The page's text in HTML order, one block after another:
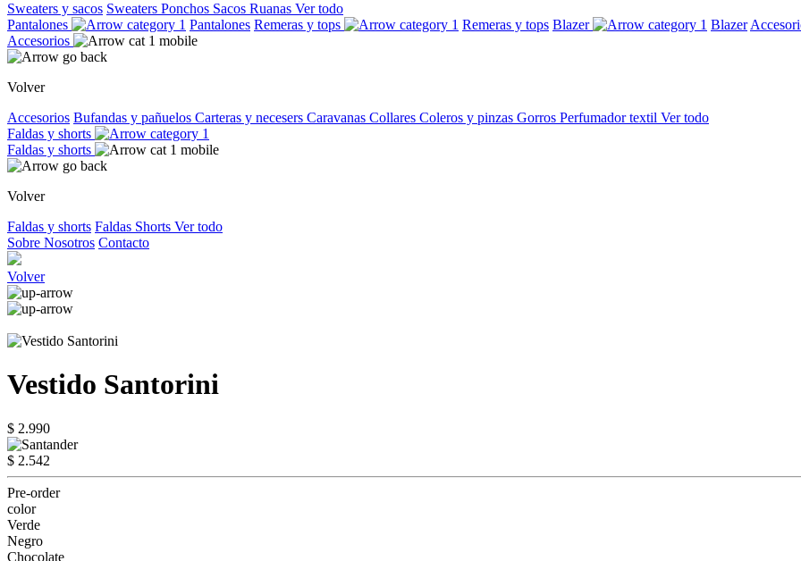
Sweaters y sacos Sweaters Ponchos Sacos Ruanas Ver todo
Pantalones
Pantalones Remeras y tops Remeras y tops Blazer Blazer
Accesorios
Volver
Accesorios Bufandas y pañuelos Carteras y necesers Caravanas Collares Coleros y pinzas Gorros Perfumador textil Ver todo
Faldas y shorts
Faldas y shorts
Volver
Faldas y shorts Faldas Shorts Ver todo
Sobre Nosotros Contacto
Volver
Vestido Santorini
$ 2.990
$ 2.542
Pre-order
color
Verde
Negro
Chocolate